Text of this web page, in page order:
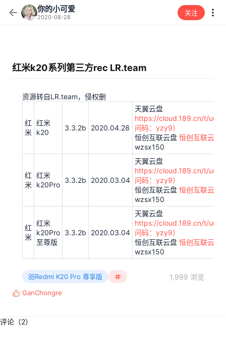
你的小可爱
2020-08-28
关注
红米k20系列第三方rec LR.team
资源转自LR.team，侵权删
红
米
红米
k20
3.3.2b 2020.04.28
天翼云盘
https://cloud.189.cn/t/
问码：yzy9）
恒创互联云盘 恒创互联云盘
wzsx150
红
米
红米
k20Pro
3.3.2b 2020.03.04
天翼云盘
https://cloud.189.cn/t/
问码：yzy9）
恒创互联云盘 恒创互联云盘
wzsx150
红
米
红米
k20Pro
至尊版
3.3.2b 2020.03.04
天翼云盘
https://cloud.189.cn/t/
问码：yzy9）
恒创互联云盘 恒创互联云盘
wzsx150
Redmi K20 Pro 尊享版 1,999 浏览
反 GanChongre
评论（2）